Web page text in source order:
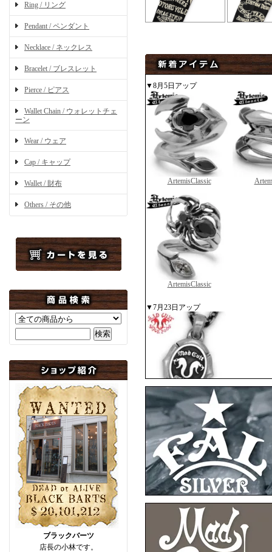
Ring / リング
Pendant / ペンダント
Necklace / ネックレス
Bracelet / ブレスレット
Pierce / ピアス
Wallet Chain / ウォレットチェ
ーン
Wear / ウェア
Cap / キャップ
Wallet / 財布
Others / その他
ブラックバーツ
店長の小林です。
▼8月5日アップ
ArtemisClassic
ArtemisClassic
▼7月23日アップ
MADCULT
▼7月10日アップ
F.A.L